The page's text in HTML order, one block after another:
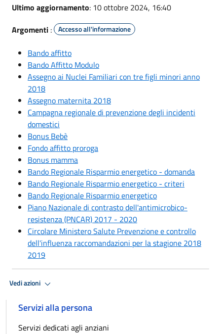
Ultimo aggiornamento: 10 ottobre 2024, 16:40
Argomenti : Accesso all'informazione
Bando affitto
Bando Affitto Modulo
Assegno ai Nuclei Familiari con tre figli minori anno
2018
Assegno maternita 2018
Campagna regionale di prevenzione degli incidenti
domestici
Bonus Bebè
Fondo affitto proroga
Bonus mamma
Bando Regionale Risparmio energetico - domanda
Bando Regionale Risparmio energetico - criteri
Bando Regionale Risparmio energetico
Piano Nazionale di contrasto dell'antimicrobico-
resistenza (PNCAR) 2017 - 2020
Circolare Ministero Salute Prevenzione e controllo
dell'influenza raccomandazioni per la stagione 2018
2019
Vedi azioni
Servizi alla persona
Servizi dedicati agli anziani